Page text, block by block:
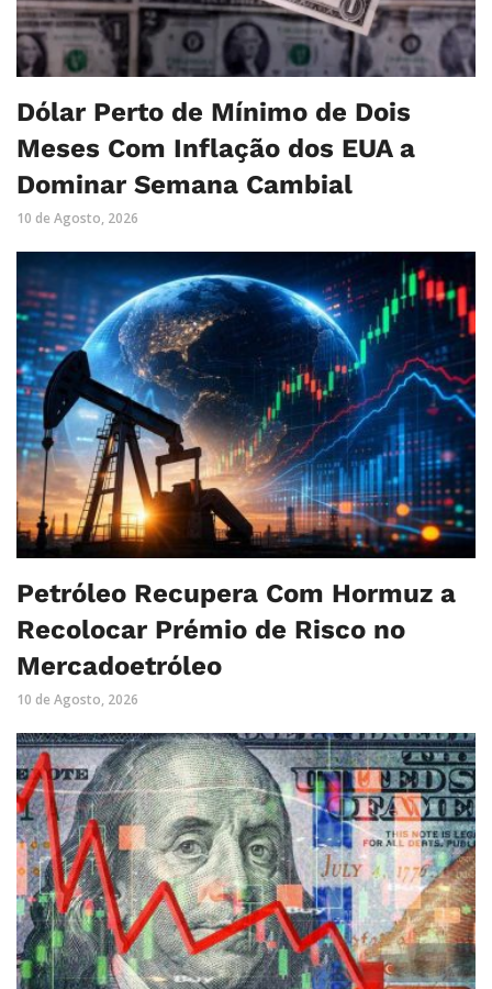
Dólar Perto de Mínimo de Dois
Meses Com Inflação dos EUA a
Dominar Semana Cambial
10 de Agosto, 2026
Petróleo Recupera Com Hormuz a
Recolocar Prémio de Risco no
Mercadoetróleo
10 de Agosto, 2026